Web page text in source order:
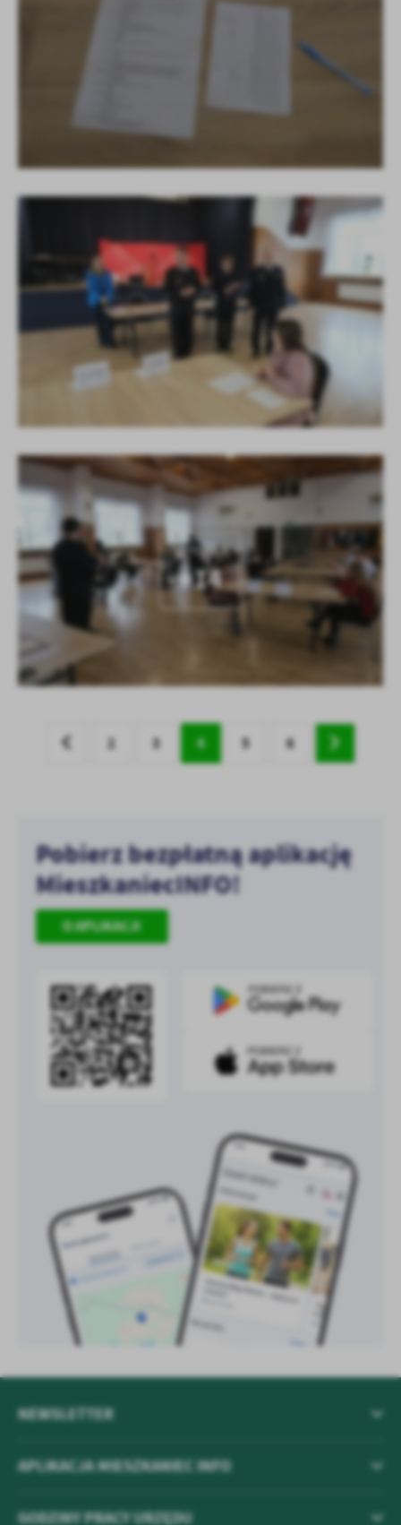
KOLEJNE
+14
2 3 4 5 6
Pobierz bezpłatną aplikację
MieszkaniecINFO!
O APLIKACJI
APLIKACJA MIESZKANIEC INFO
NEWSLETTER
GODZINY PRACY URZĘDU